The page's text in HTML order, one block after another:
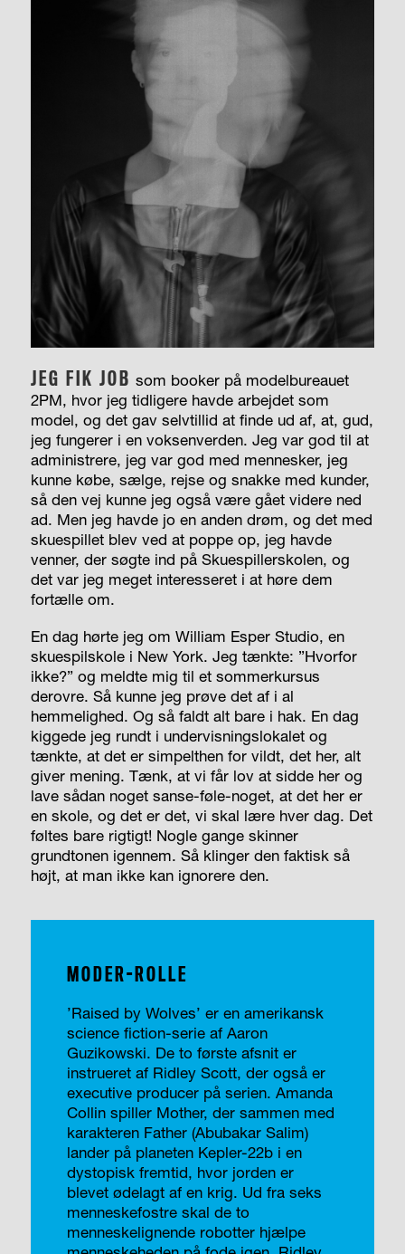
JEG FIK JOB som booker på modelbureauet
2PM, hvor jeg tidligere havde arbejdet som
model, og det gav selvtillid at finde ud af, at, gud,
jeg fungerer i en voksenverden. Jeg var god til at
administrere, jeg var god med mennesker, jeg
kunne købe, sælge, rejse og snakke med kunder,
så den vej kunne jeg også være gået videre ned
ad. Men jeg havde jo en anden drøm, og det med
skuespillet blev ved at poppe op, jeg havde
venner, der søgte ind på Skuespillerskolen, og
det var jeg meget interesseret i at høre dem
fortælle om.
En dag hørte jeg om William Esper Studio, en
skuespilskole i New York. Jeg tænkte: ”Hvorfor
ikke?” og meldte mig til et sommerkursus
derovre. Så kunne jeg prøve det af i al
hemmelighed. Og så faldt alt bare i hak. En dag
kiggede jeg rundt i undervisningslokalet og
tænkte, at det er simpelthen for vildt, det her, alt
giver mening. Tænk, at vi får lov at sidde her og
lave sådan noget sanse-føle-noget, at det her er
en skole, og det er det, vi skal lære hver dag. Det
føltes bare rigtigt! Nogle gange skinner
grundtonen igennem. Så klinger den faktisk så
højt, at man ikke kan ignorere den.
MODER-ROLLE
’Raised by Wolves’ er en amerikansk
science fiction-serie af Aaron
Guzikowski. De to første afsnit er
instrueret af Ridley Scott, der også er
executive producer på serien. Amanda
Collin spiller Mother, der sammen med
karakteren Father (Abubakar Salim)
lander på planeten Kepler-22b i en
dystopisk fremtid, hvor jorden er
blevet ødelagt af en krig. Ud fra seks
menneskefostre skal de to
menneskelignende robotter hjælpe